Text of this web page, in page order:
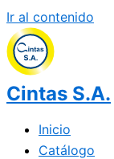
Ir al contenido
Cintas S.A.
Inicio
Catálogo